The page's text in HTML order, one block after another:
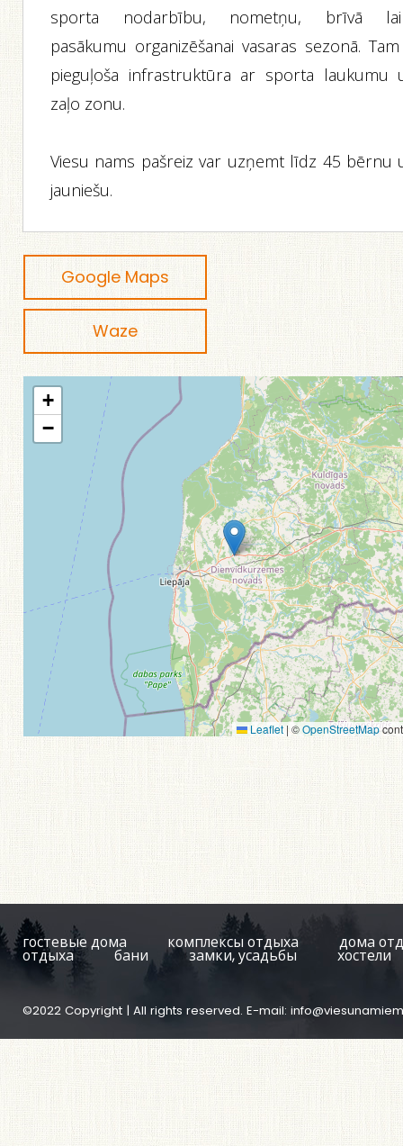
sporta nodarbību, nometņu, brīvā
pasākumu organizēšanai vasaras sezonā.
pieguļoša infrastruktūra ar sporta laukumu
zaļo zonu.
Viesu nams pašreiz var uzņemt līdz 45 bērnu
jauniešu.
Google Maps
Waze
+
−
Leaflet | ©OpenStreetMap
гостевые дома комплексы отдыха дома
отдыха бани замки, усадьбы хостели
©2022 Copyright | All rights reserved. E-mail: